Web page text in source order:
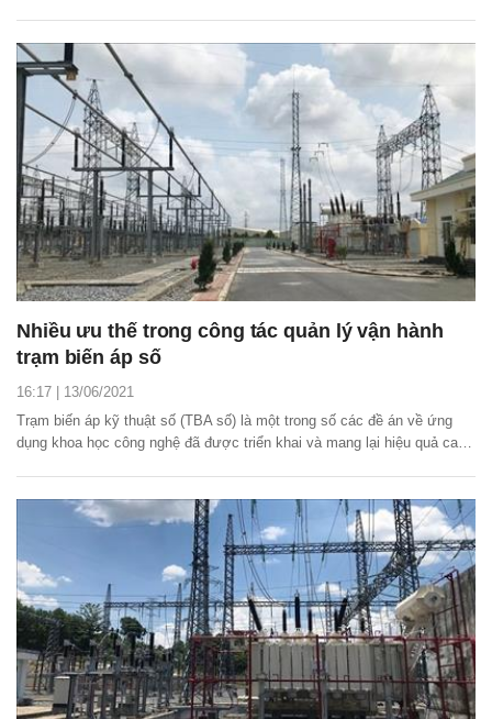
Nhiều ưu thế trong công tác quản lý vận hành
trạm biến áp số
16:17 | 13/06/2021
Trạm biến áp kỹ thuật số (TBA số) là một trong số các đề án về ứng
dụng khoa học công nghệ đã được triển khai và mang lại hiệu quả cao